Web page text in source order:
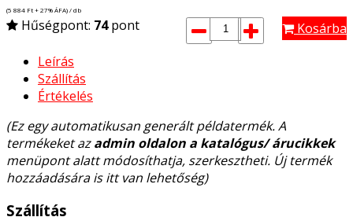
(5 884 Ft+ 27% ÁFA) / db
Hűségpont: 74pont
Kosárba
Leírás
Szállítás
Értékelés
(Ez egy automatikusan generált példatermék. A
termékeket azadmin oldalon a katalógus/ árucikkek
menüpont alatt módosíthatja, szerkesztheti. Új termék
hozzáadására is itt van lehetőség)
Szállítás